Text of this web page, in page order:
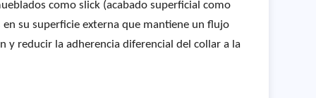
como slick (acabado superficial como
su superficie externa que mantiene un flujo
reducir la adherencia diferencial del collar a la